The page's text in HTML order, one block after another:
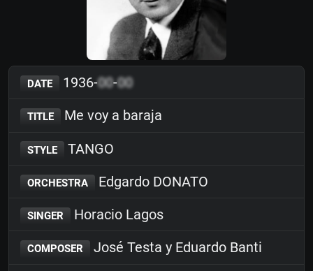
DATE 1936-00-00
TITLE Me voy a baraja
STYLE TANGO
ORCHESTRA Edgardo DONATO
SINGER Horacio Lagos
COMPOSER José Testa y Eduardo Banti